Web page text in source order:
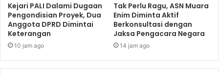
Kejari PALI Dalami Dugaan
Pengondisian Proyek, Dua
Anggota DPRD Dimintai
Keterangan
10 jam ago
Tak Perlu Ragu, ASN Muara
Enim Diminta Aktif
Berkonsultasi dengan
Jaksa Pengacara Negara
14 jam ago